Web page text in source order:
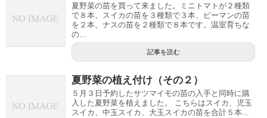
夏野菜の苗を買って来ました。ミニトマトが２種類
で８本、スイカの苗を３種類で３本、ピーマンの苗
を２本、ナスの苗を２種類で８本です。温室育ちな
の...
記事を読む
夏野菜の植え付け（その２）
５月３日予約したサツマイモの苗の入手と同時に購
入した夏野菜を植えました。 こちらはスイカ、児玉
スイカ、中玉スイカ、大玉スイカの苗を合計５本...